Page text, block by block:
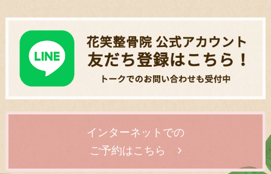
インターネットでの
ご予約はこちら